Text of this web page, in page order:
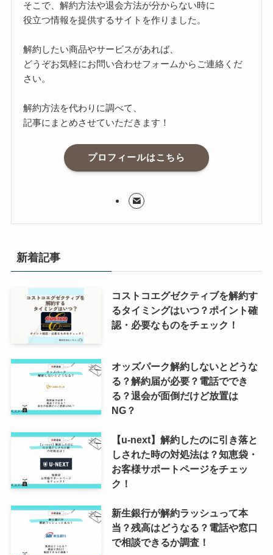
そこで、解約方法や退会方法が分からない時に
役立つ情報を提供するサイトを作りました。
解約したい商品やサービスがあれば、
どうぞお気軽にお問い合わせフォームからご連絡くだ
さい。
解約方法を代わりに調べて、
記事にまとめさせていただきます！
プロフィールはこちら
新着記事
コストコエグゼクティブを解約す
るタイミングはいつ？ポイント確
認・必要なものをチェック！
オッズパーク解約しないとどうな
る？解約届が必要？電話ででき
る？退会が面倒だけど放置は
NG？
【u-next】解約したのに引き落と
しされた時の対処法は？知恵袋・
お客様サポートページをチェッ
ク！
新生銀行が解約ラッシュって本
当？残高はどうなる？電話や窓口
で相談できるか調査！